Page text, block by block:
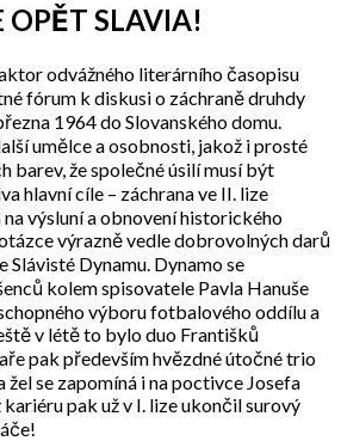
SLAVIA!
odvážného literárního časopisu
fórum k diskusi o záchraně druhdy
1964 do Slovanského domu.
umělce a osobnosti, jakož i prosté
barev, že společné úsilí musí být
hlavní cíle – záchrana ve II. lize
výsluní a obnovení historického
výrazně vedle dobrovolných darů
Slávisté Dynamu. Dynamo se
kolem spisovatele Pavla Hanuše
výboru fotbalového oddílu a
v létě to bylo duo Františků
pak především hvězdné útočné trio
žel se zapomíná i na poctivce Josefa
kariéru pak už v I. lize ukončil surový